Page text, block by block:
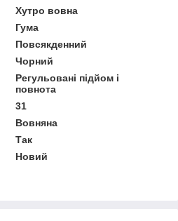
Хутро вовна
Гума
Повсякденний
Чорний
Регульовані підйом і
повнота
31
Вовняна
Так
Новий